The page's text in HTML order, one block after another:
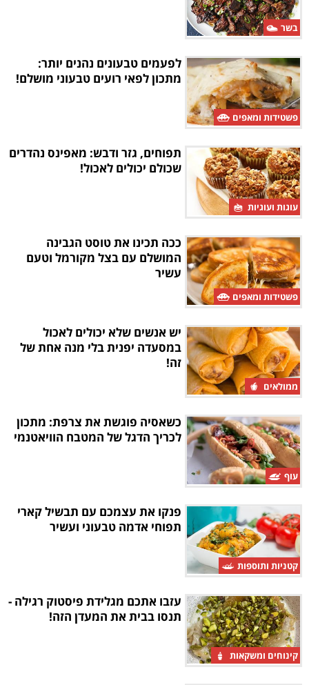
בשר
פשטידות ומאפים
לפעמים טבעונים נהנים יותר:
מתכון לפאי רועים טבעוני מושלם!
עוגות ועוגיות
תפוחים, גזר ודבש: מאפינס נהדרים
שכולם יכולים לאכול!
פשטידות ומאפים
ככה תכינו את טוסט הגבינה
המושלם עם בצל מקורמל וטעם
עשיר
ממולאים
יש אנשים שלא יכולים לאכול
במסעדה יפנית בלי מנה אחת של
זה!
עוף
כשאסיה פוגשת את צרפת: מתכון
לכריך הדגל של המטבח הוויאטנמי
קטניות ותוספות
פנקו את עצמכם עם תבשיל קארי
תפוחי אדמה טבעוני ועשיר
קינוחים ומשקאות
עזבו אתכם מגלידת פיסטוק רגילה -
תנסו בבית את המעדן הזה!